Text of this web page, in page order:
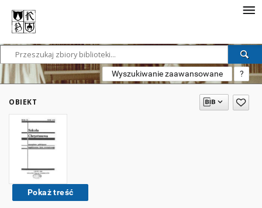
Wyszukiwanie zaawansowane ?
OBIEKT
Pokaż treść